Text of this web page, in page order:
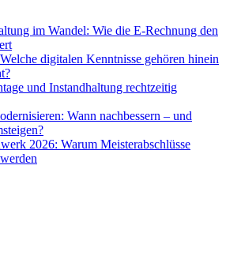
im Wandel: Wie die E-Rechnung den
digitalen Kenntnisse gehören hinein
und Instandhaltung rechtzeitig
Wann nachbessern – und
2026: Warum Meisterabschlüsse